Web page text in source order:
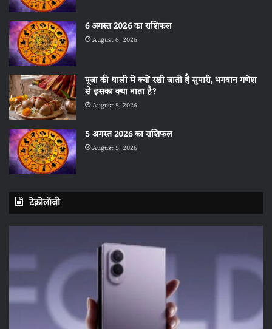
6 अगस्त 2026 का राशिफल
August 6, 2026
पूजा की थाली में क्यों रखी जाती है सुपारी, भगवान गणेश
से इसका क्या नाता है?
August 5, 2026
5 अगस्त 2026 का राशिफल
August 5, 2026
टेक्नोलॉजी